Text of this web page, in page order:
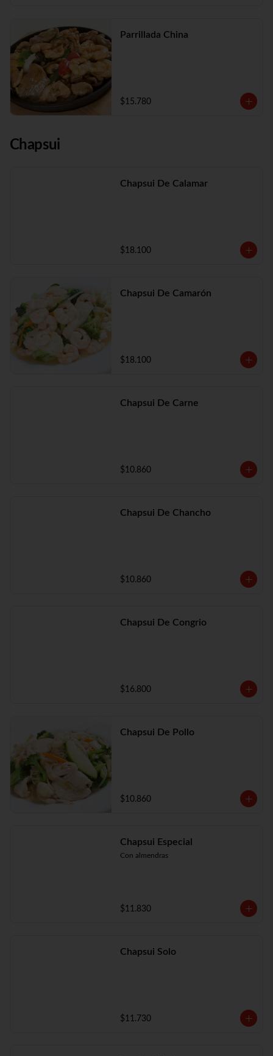
Parrillada China
$15.780
Chapsui
Chapsui De Calamar
$18.100
Chapsui De Camarón
$18.100
Chapsui De Carne
$10.860
Chapsui De Chancho
$10.860
Chapsui De Congrio
$16.800
Chapsui De Pollo
$10.860
Chapsui Especial
Con almendras
$11.830
Chapsui Solo
$11.730